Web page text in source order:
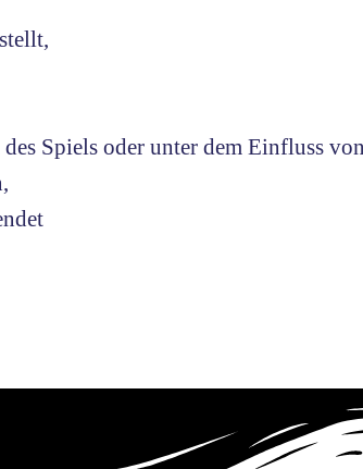
Spiels oder unter dem Einfluss